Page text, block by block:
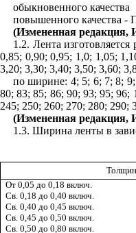
обыкновенного качества
повышенного качества -
(Измененная редакция,
1.2. Лента изготовляется
0,85; 0,90; 0,95; 1,0; 1,05;
3,20; 3,30; 3,40; 3,50; 3,60;
по ширине: 4; 5; 6; 7; 8; 9;
80; 83; 85; 86; 90; 93; 95; 96;
245; 250; 260; 270; 280; 290;
(Измененная редакция,
1.3. Ширина ленты в з
От 0 ,05 до 0 18включ.
Св. 0,18 до 0,40включ
Св. 0,40 до 0 ,45включ.
Св. 0,45 до 0,50включ.
Св. 0 ,50 до 0,80включ.